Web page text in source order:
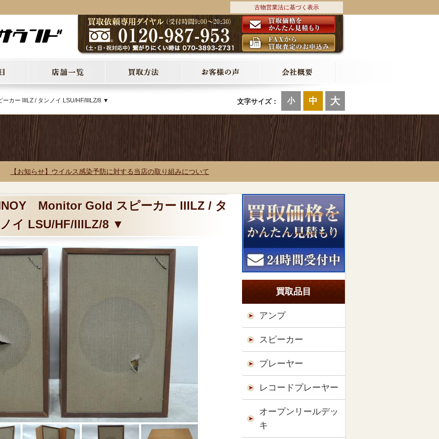
古物営業法に基づく表示
文字サイズ： 小 中 大
カー IIILZ / タンノイ LSU/HF/IIILZ/8 ▼
【お知らせ】ウイルス感染予防に対する当店の取り組みについて
Monitor Gold スピーカー IIILZ / タ
イ LSU/HF/IIILZ/8 ▼
買取品目
アンプ
スピーカー
プレーヤー
レコードプレーヤー
オープンリールデッ
キ